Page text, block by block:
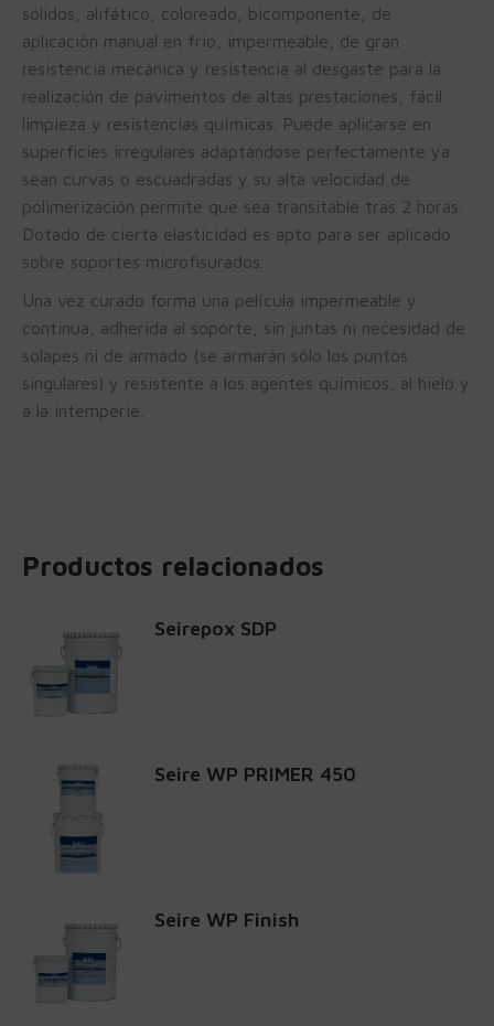
sólidos, alifático, coloreado, bicomponente, de
aplicación manual en frio, impermeable, de gran
resistencia mecánica y resistencia al desgaste para la
realización de pavimentos de altas prestaciones, fácil
limpieza y resistencias químicas. Puede aplicarse en
superficies irregulares adaptándose perfectamente ya
sean curvas o escuadradas y su alta velocidad de
polimerización permite que sea transitable tras 2 horas.
Dotado de cierta elasticidad es apto para ser aplicado
sobre soportes microfisurados.
Una vez curado forma una película impermeable y
continua, adherida al soporte, sin juntas ni necesidad de
solapes ni de armado (se armarán sólo los puntos
singulares) y resistente a los agentes químicos, al hielo y
a la intemperie.
Productos relacionados
Seirepox SDP
Seire WP PRIMER 450
Seire WP Finish